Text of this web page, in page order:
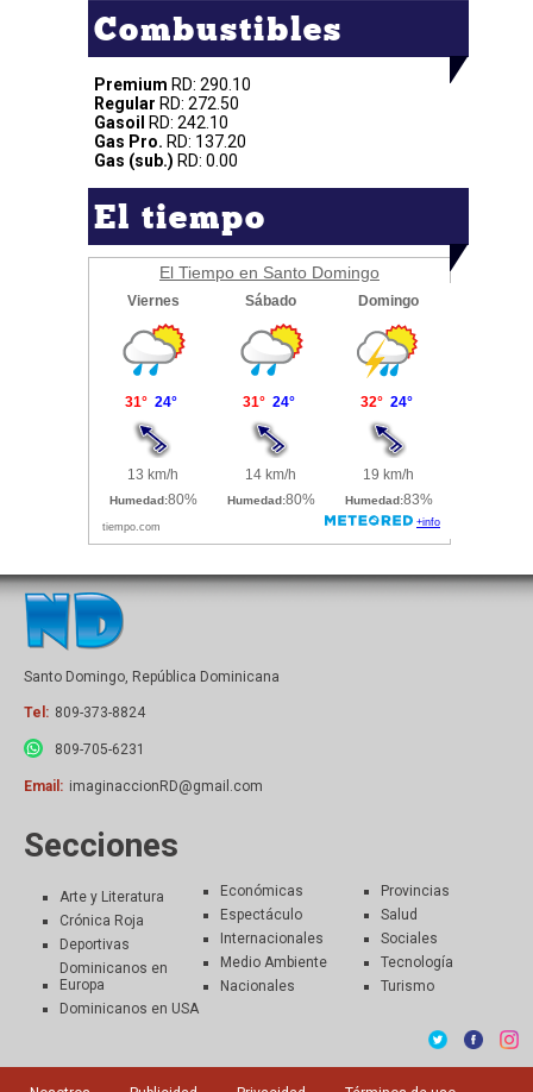
Combustibles
Premium RD: 290.10
Regular RD: 272.50
Gasoil
RD: 242.10
Gas Pro. RD: 137.20
Gas (sub.) RD: 0.00
El tiempo
El Tiempo en Santo Domingo
Santo Domingo, República Dominicana
Tel: 809-373-8824
809-705-6231
Email: imaginaccionRD@gmail.com
Secciones
Arte y Literatura
Crónica Roja
Deportivas
Dominicanos en
Europa
Dominicanos en USA
Económicas
Espectáculo
Internacionales
Medio Ambiente
Nacionales
Provincias
Salud
Sociales
Tecnología
Turismo